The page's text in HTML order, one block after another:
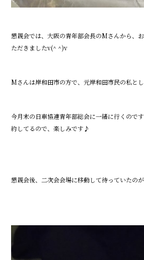
懇親会では、大阪の青年部会長のMさんから、
ただきましたv(^ ^)v
Mさんは岸和田市の方で、元岸和田市民の私と
今月末の日車協連青年部総会に一緒に行くので
約してるので、楽しみです♪
懇親会後、二次会会場に移動して待っていたの